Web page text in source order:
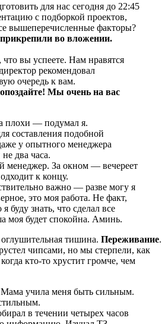
для нас сегодня до 22:45
с подборкой проектов,
вышеперечисленные факторы?
во вложении.
вы успеете. Нам нравятся
рекомендовал
очередь к вам.
Мы очень на вас
плохи — подумал я.
составления подобной
у опытного менеджера
два часа.
За окном — вечереет
к концу.
важно — разве могу я
это моя работа. Не факт,
буду знать, что сделал все
моя будет спокойна. Аминь.
тишина. Переживание.
чипсами, но мы стерпели, как
кто-то хрустит громче, чем
Мама учила меня быть сильным.
в течении четырех часов